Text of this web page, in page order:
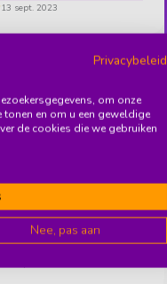
13 sept. 2023
Eerst via hun site gemakkelijk
via WhatsApp om te vragen
de kleu...
13 sept. 2023
Holm
really positive experience renting
carsub as an Expat. Easy
and great service. The car is
Privacybeleid
om onze
en om u een geweldige
de cookies die we gebruiken
Nee, pas aan